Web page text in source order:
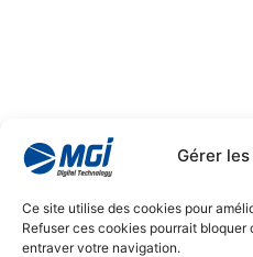
Gérer
Ce site utilise des cookies pour
Refuser ces cookies pourrait
entraver votre navigation.